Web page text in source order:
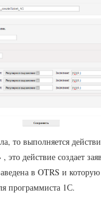
то выполняется
, это действие создает
в OTRS и
программиста 1С.